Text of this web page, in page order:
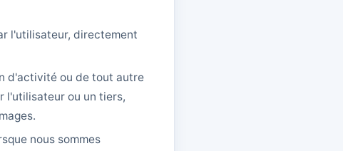
l'utilisateur, directement
d'activité ou de tout autre
l'utilisateur ou un tiers,
nous sommes